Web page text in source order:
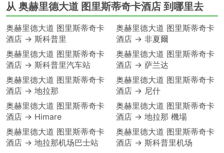
从 奥赫里德大道 图里斯蒂奇卡酒店 到哪里去
奥赫里德大道 图里斯蒂奇卡
酒店 → 斯科普里
奥赫里德大道 图里斯蒂奇卡
酒店 → 斯科普里汽车站
奥赫里德大道 图里斯蒂奇卡
酒店 → 地拉那
奥赫里德大道 图里斯蒂奇卡
酒店 → Himare
奥赫里德大道 图里斯蒂奇卡
酒店 → 地拉那机场巴士站
奥赫里德大道 图里斯蒂奇卡
酒店 → 非夏爾
奥赫里德大道 图里斯蒂奇卡
酒店 → 萨兰达
奥赫里德大道 图里斯蒂奇卡
酒店 → 尼什
奥赫里德大道 图里斯蒂奇卡
酒店 → 地拉那 機場
奥赫里德大道 图里斯蒂奇卡
酒店 → 斯科普里机场